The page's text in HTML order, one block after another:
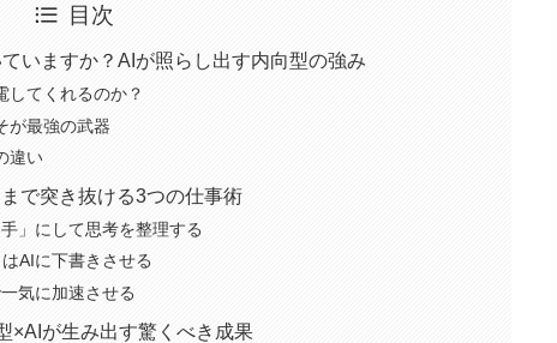
目次
いますか？AIが照らし出す内向型の強み
してくれるのか？
が最強の武器
違い
で突き抜ける3つの仕事術
」にして思考を整理する
AIに下書きさせる
気に加速させる
×AIが生み出す驚くべき成果